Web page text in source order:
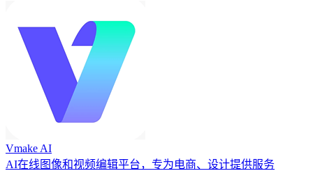
Vmake AI
AI在线图像和视频编辑平台，专为电商、设计提供服务